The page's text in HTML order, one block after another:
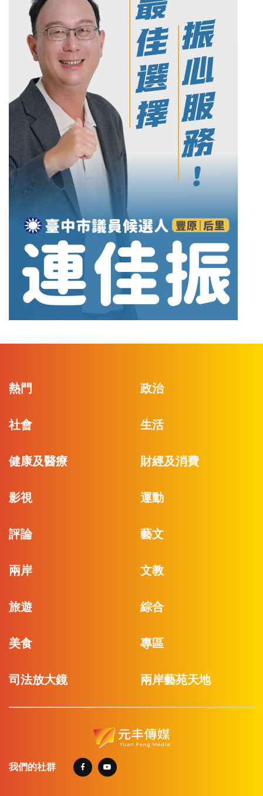
熱門 政治
社會 生活
健康及醫療 財經及消費
影視 運動
評論 藝文
兩岸 文教
旅遊 綜合
美食 專區
司法放大鏡 兩岸藝苑天地
我們的社群